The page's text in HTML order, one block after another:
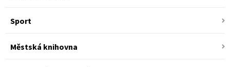
Sport
Městská knihovna